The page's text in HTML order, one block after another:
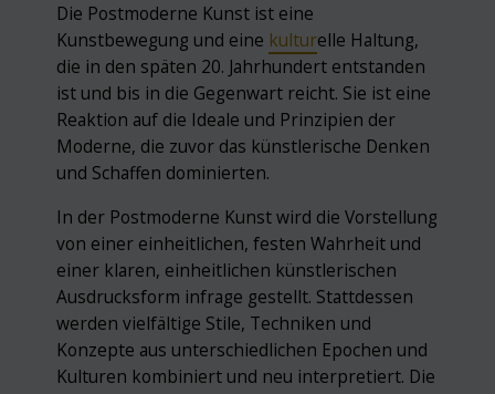
Die Postmoderne Kunst ist eine
Kunstbewegung und eine kulturelle Haltung,
die in den späten 20. Jahrhundert entstanden
ist und bis in die Gegenwart reicht. Sie ist eine
Reaktion auf die Ideale und Prinzipien der
Moderne, die zuvor das künstlerische Denken
und Schaffen dominierten.
In der Postmoderne Kunst wird die Vorstellung
von einer einheitlichen, festen Wahrheit und
einer klaren, einheitlichen künstlerischen
Ausdrucksform infrage gestellt. Stattdessen
werden vielfältige Stile, Techniken und
Konzepte aus unterschiedlichen Epochen und
Kulturen kombiniert und neu interpretiert. Die